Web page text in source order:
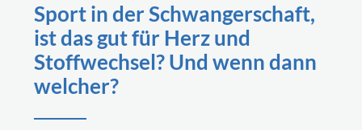
Sport in der Schwangerschaft,
ist das gut für Herz und
Stoffwechsel? Und wenn dann
welcher?